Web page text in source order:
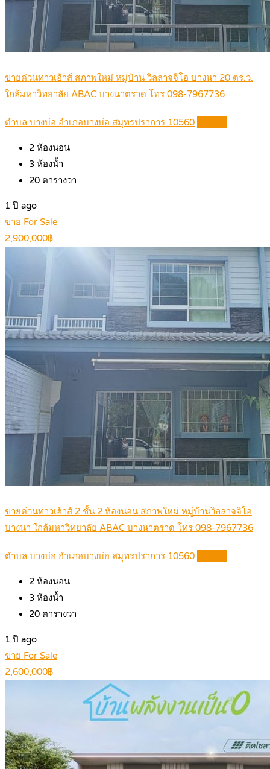
ขายด่วนทาวเฮ้าส์ สภาพใหม่ หมู่บ้าน วิลลาจจิโอ บางนา 20 ตร.ว.
ใกล้มหาวิทยาลัย ABAC บางนาตราด โทร 098-7967736
ตำบล บางบ่อ อำเภอบางบ่อ สมุทรปราการ 10560
2 ห้องนอน
3 ห้องน้ำ
20 ตารางวา
1 ปี ago
ขาย For Sale
2,900,000฿
ขายด่วนทาวเฮ้าส์ 2 ชั้น 2 ห้องนอน สภาพใหม่ หมู่บ้านวิลลาจจิโอ
บางนา ใกล้มหาวิทยาลัย ABAC บางนาตราด โทร 098-7967736
ตำบล บางบ่อ อำเภอบางบ่อ สมุทรปราการ 10560
2 ห้องนอน
3 ห้องน้ำ
20 ตารางวา
1 ปี ago
ขาย For Sale
2,600,000฿